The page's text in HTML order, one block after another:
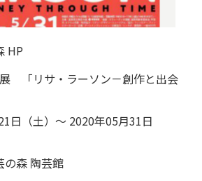
HP
「リサ・ラーソン－創作と出会
（土）～ 2020年05月31日
森 陶芸館